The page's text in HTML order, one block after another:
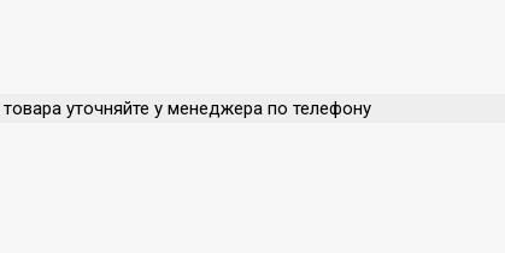
уточняйте у менеджера по телефону